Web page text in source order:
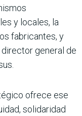
y locales, la
fabricantes, y
general de
ofrece ese
solidaridad